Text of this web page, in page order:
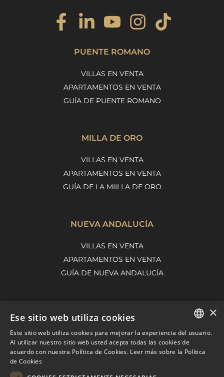
PUENTE ROMANO
VILLAS EN VENTA
APARTAMENTOS EN VENTA
GUÍA DE PUENTE ROMANO
MILLA DE ORO
VILLAS EN VENTA
APARTAMENTOS EN VENTA
GUÍA DE LA MIILLA DE ORO
NUEVA ANDALUCÍA
VILLAS EN VENTA
APARTAMENTOS EN VENTA
GUÍA DE NUEVA ANDALUCÍA
VILLAS EN VENTA
APARTAMENTOS EN VENTA
SPANISH
×
Ese sitio web utiliza cookies
Este sitio web utiliza cookies para mejorar la experiencia del usuario.
Al utilizar nuestro sitio web usted acepta todas las cookies de
acuerdo con nuestra Política de Cookies. Leer más sobre la Política
de Cookies